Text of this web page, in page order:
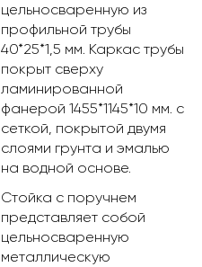
цельносваренную из
профильной трубы
40*25*1,5 мм. Каркас трубы
покрыт сверху
ламинированной
фанерой 1455*1145*10 мм. с
сеткой, покрытой двумя
слоями грунта и эмалью
на водной основе.
Стойка с поручнем
представляет собой
цельносваренную
металлическую